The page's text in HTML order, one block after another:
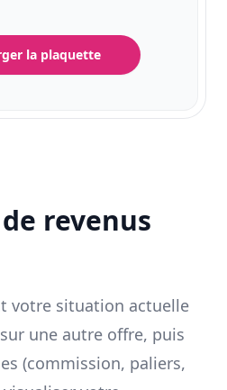
la plaquette
revenus
votre situation actuelle
une autre offre, puis
(commission, paliers,